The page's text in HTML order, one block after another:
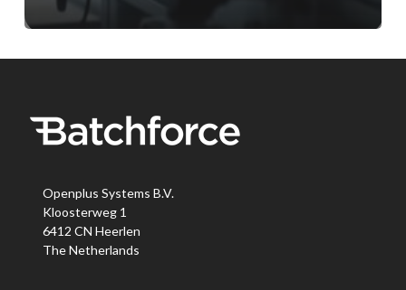
Openplus Systems B.V.
Kloosterweg 1
6412 CN Heerlen
The Netherlands